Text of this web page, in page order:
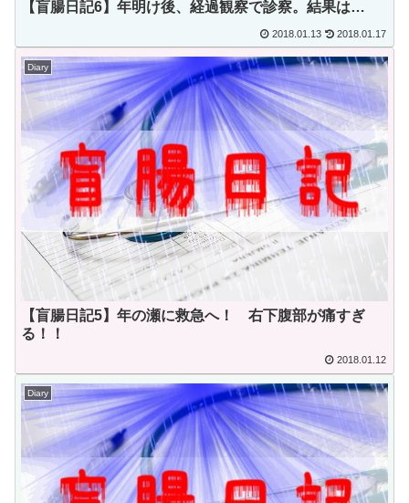
【盲腸日記6】年明け後、経過観察で診察。結果は…
2018.01.13 2018.01.17
Diary
【盲腸日記5】年の瀬に救急へ！ 右下腹部が痛すぎ
る！！
2018.01.12
Diary